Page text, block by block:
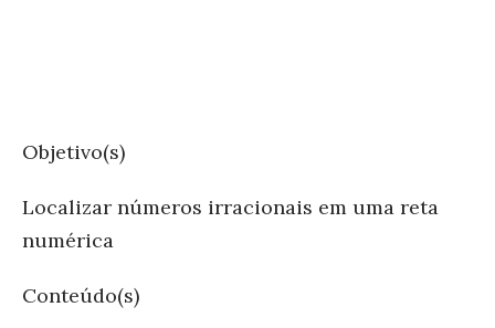
Objetivo(s)
Localizar números irracionais em uma reta
numérica
Conteúdo(s)